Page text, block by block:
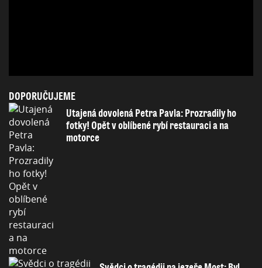
DOPORUČUJEME
Utajená dovolená Petra Pavla: Prozradily ho
fotky! Opět v oblíbené rybí restauraci a na
motorce